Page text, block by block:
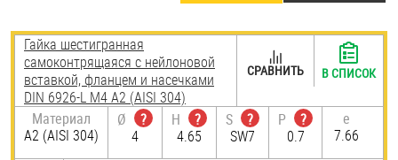
Гайка шестигранная
самоконтрящаяся с нейлоновой
вставкой, фланцем и насечками
DIN 6926-L М4 А2 (AISI 304)
Материал
А2 (AISI 304)
Ø
?
4
H
?
4.65
S
?
SW7
P
?
0.7
e
7.66
СРАВНИТЬ В СПИСОК